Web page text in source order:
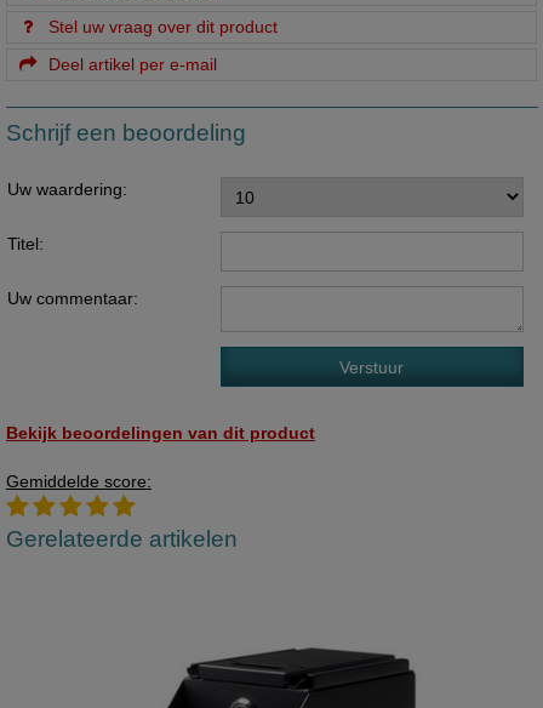
Stel uw vraag over dit product
Deel artikel per e-mail
Schrijf een beoordeling
Uw waardering:
Titel:
Uw commentaar:
Bekijk beoordelingen van dit product
Gemiddelde score:
Gerelateerde artikelen